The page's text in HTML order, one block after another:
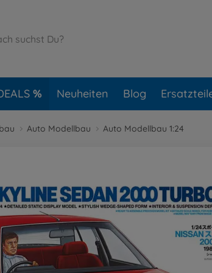
Neuheiten Blog
Auto Modellbau Auto Modellbau 1:24